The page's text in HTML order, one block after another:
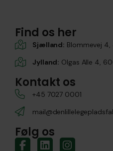
Find os her
Sjælland: Blommevej
Jylland: Olgas Alle 4,
Kontakt os
+45 7027 0001
Følg os